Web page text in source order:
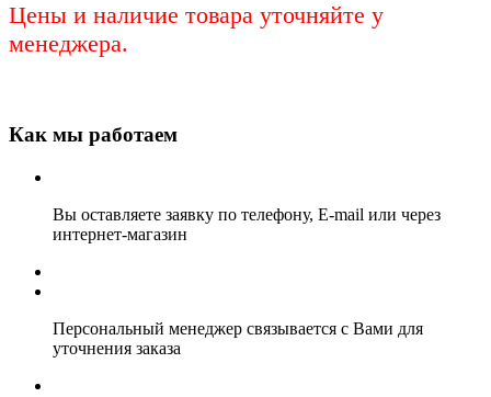
Цены и наличие товара уточняйте у
менеджера.
Как мы работаем
Вы оставляете заявку по телефону, E-mail или через
интернет-магазин
Персональный менеджер связывается с Вами для
уточнения заказа